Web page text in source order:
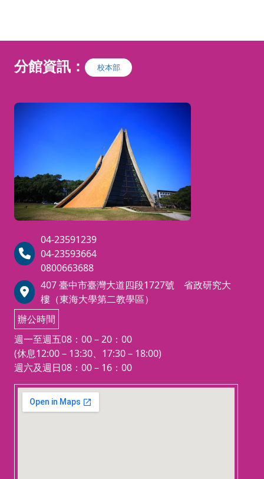
上課權益，請於繳費完成後，依下列步驟
加入官方 LINE：點擊連結（
）或搜尋 ID @298
📤 回傳繳費憑證：請於
官方 LINE 回傳您的
「姓名」及「繳費完成
截圖」。
🎟️ 領取上課連結：核對
程群組連結」邀請您入
群！(💡 課前提醒：詳
制，請參閱報名頁面上
方「備註」說明⬆️)
【報名對象資格】
本培訓班僅限「國泰
世華商業銀行股份有限
公司」員工報名。
經查核若非旗下員工將
10% 行政手續費後辦理
退費。
🎯【證照認證介紹】
AFP（ Associate Fina
ncial Planner
劃顧問認證
張具備高度專業獨立性
的證照，更是您邁向國
際頂級 CFP®（國際認
證高級理財規劃顧問）
證照的關鍵入門鑰匙。
順利通過 AFP 測驗後，
您將取得進階準備 CFP
® 證照的資格，成為全
球金融界推崇的專業理
財顧問。
🔗【報考抵免資訊】
為協助您順利考取證照，請
參考以下由 CFP 認證協會提供之
重要資訊：
CFP 認證協會官網
新版課綱與銜接說明
學分／課程抵免查詢
上課
分館資訊： 校本部
04-23591239
04-23593664
0800663688
407 臺中市臺灣大道四段1727號 省政研究大
樓（東海大學第二教學區）
辦公時間
週一至週五08：00－20：00
(休息12:00－13:30、17:30－18:00)
週六及週日08：00－16：00
123 movies
embedgooglemap.net